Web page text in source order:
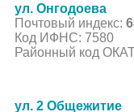
ул. Онгодоева
Почтовый индекс:
Код ИФНС: 7580
Районный код
ул. 2 Общежитие